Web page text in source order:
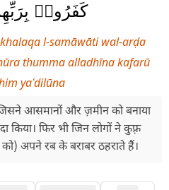
كَفَرُوا۟
l-samāwāti wal-arḍa
thumma alladhīna kafarū
yaʿdilūna
आसमानों और ज़मीन को बनाया
फिर भी जिन लोगों ने कुफ़्र
अपने रब के बराबर ठहराते हैं।